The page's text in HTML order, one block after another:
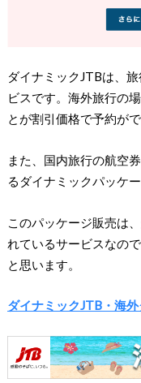
ダイナミックJTBは、
ビスです。海外旅行の
とが割引価格で予約がで
また、国内旅行の航空
るダイナミックパッケ
このパッケージ販売は
れているサービスなの
と思います。
ダイナミックJTB・海